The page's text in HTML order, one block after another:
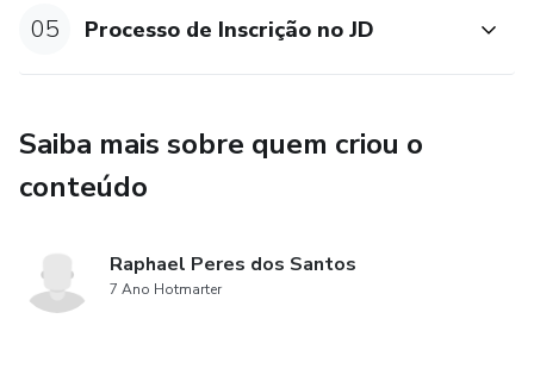
05 Processo de Inscrição no JD
Saiba mais sobre quem criou o
conteúdo
Raphael Peres dos Santos
7 Ano Hotmarter